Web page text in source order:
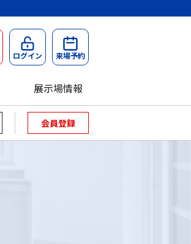
ログイン 来場予約
展示場情報
会員登録